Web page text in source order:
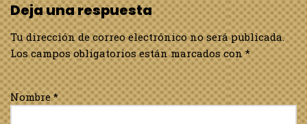
Deja una respuesta
Tu dirección de correo electrónico no será publicada.
Los campos obligatorios están marcados con*
Nombre*